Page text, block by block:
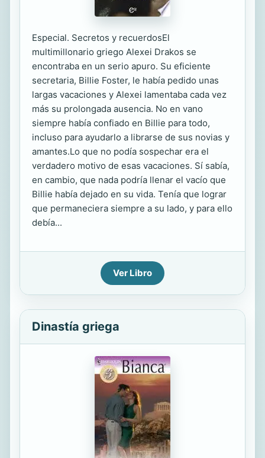
Especial. Secretos y recuerdosEl
multimillonario griego Alexei Drakos se
encontraba en un serio apuro. Su eficiente
secretaria, Billie Foster, le había pedido unas
largas vacaciones y Alexei lamentaba cada vez
más su prolongada ausencia. No en vano
siempre había confiado en Billie para todo,
incluso para ayudarlo a librarse de sus novias y
amantes.Lo que no podía sospechar era el
verdadero motivo de esas vacaciones. Sí sabía,
en cambio, que nada podría llenar el vacío que
Billie había dejado en su vida. Tenía que lograr
que permaneciera siempre a su lado, y para ello
debía...
Ver Libro
Dinastía griega